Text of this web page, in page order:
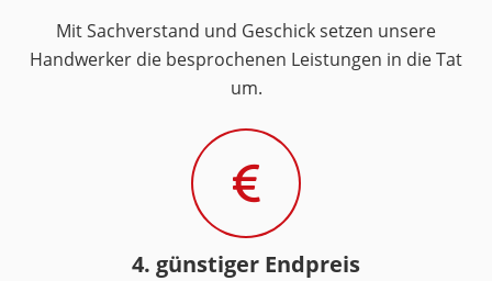
Mit Sachverstand und Geschick setzen unsere
Handwerker die besprochenen Leistungen in die Tat
um.
4. günstiger Endpreis